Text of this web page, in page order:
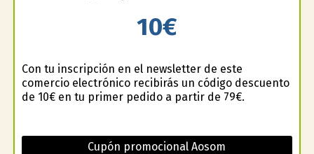
10€
Con tu inscripción en el newsletter de este
comercio electrónico recibirás un código descuento
de 10€ en tu primer pedido a partir de 79€.
Cupón promocional Aosom